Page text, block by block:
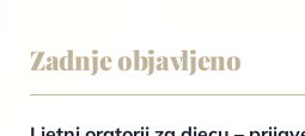
Zadnje objavljeno